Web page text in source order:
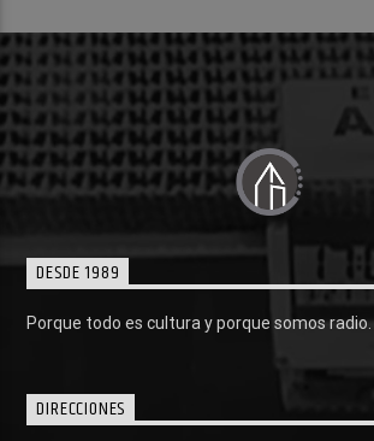
DESDE 1989
Porque todo es cultura y porque somos radio.
DIRECCIONES